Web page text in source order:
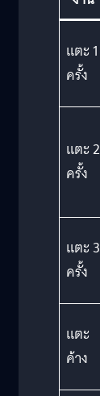
แตะ 1
ครั้ง
แตะ 2
ครั้ง
แตะ 3
ครั้ง
แตะ
ค้าง